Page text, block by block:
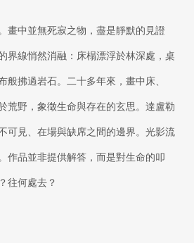
畫中並無死寂之物，盡是靜默的見證
界線悄然消融：床榻漂浮於林深處，桌
拂過岩石。 二十多年來，畫中床、
荒野，象徵生命與存在的玄思。達盧勒
可見、在場與缺席之間的邊界。光影流
作品並非提供解答，而是對生命的叩
往何處去？